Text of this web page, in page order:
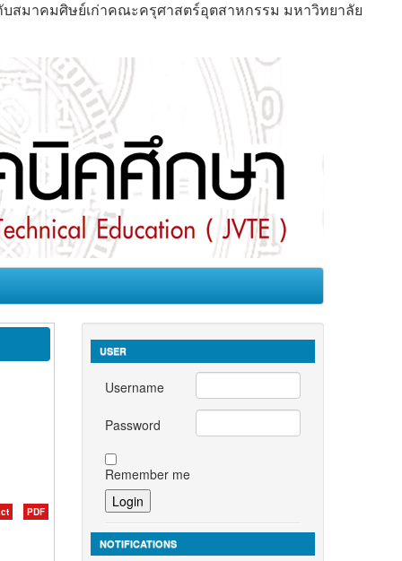
สมาคมศิษย์เก่าคณะครุศาสตร์อุตสาหกรรม มหาวิทยาลัย
PDF
USER
Username
Password
Remember me
NOTIFICATIONS